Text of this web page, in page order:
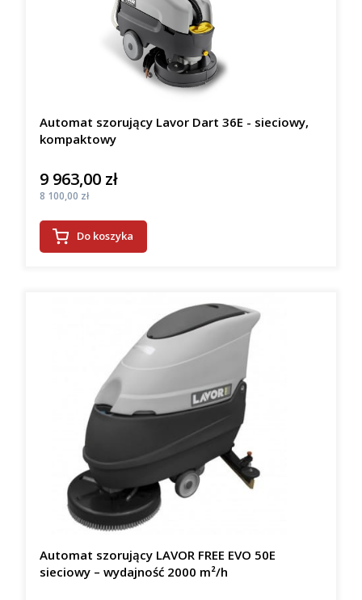
Automat szorujący Lavor Dart 36E - sieciowy,
kompaktowy
Cena
9 963,00 zł
Cena
8 100,00 zł
Do koszyka
Automat szorujący LAVOR FREE EVO 50E
sieciowy – wydajność 2000 m²/h